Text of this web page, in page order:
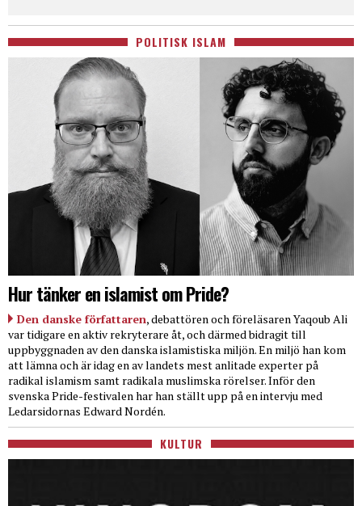
POLITISK ISLAM
Hur tänker en islamist om Pride?
Den danske författaren, debattören och föreläsaren Yaqoub Ali
var tidigare en aktiv rekryterare åt, och därmed bidragit till
uppbyggnaden av den danska islamistiska miljön. En miljö han kom
att lämna och är idag en av landets mest anlitade experter på
radikal islamism samt radikala muslimska rörelser. Inför den
svenska Pride-festivalen har han ställt upp på en intervju med
Ledarsidornas Edward Nordén.
KULTUR